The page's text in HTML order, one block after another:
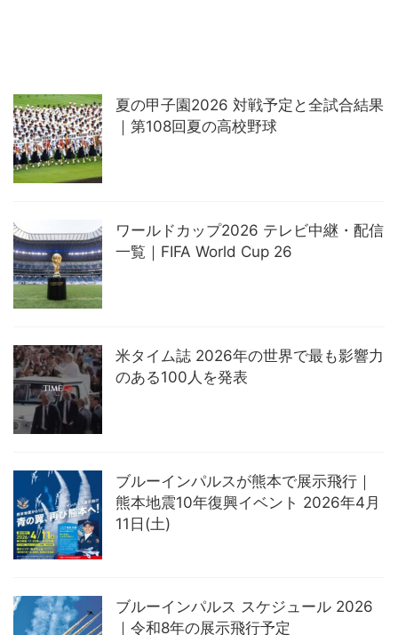
夏の甲子園2026 対戦予定と全試合結果
｜第108回夏の高校野球
ワールドカップ2026 テレビ中継・配信
一覧｜FIFA World Cup 26
米タイム誌 2026年の世界で最も影響力
のある100人を発表
ブルーインパルスが熊本で展示飛行｜
熊本地震10年復興イベント 2026年4月
11日(土)
ブルーインパルス スケジュール 2026
｜令和8年の展示飛行予定